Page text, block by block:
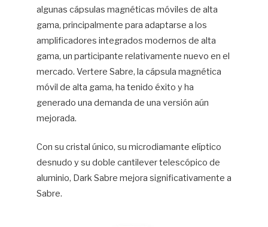
algunas cápsulas magnéticas móviles de alta
gama, principalmente para adaptarse a los
amplificadores integrados modernos de alta
gama, un participante relativamente nuevo en el
mercado. Vertere Sabre, la cápsula magnética
móvil de alta gama, ha tenido éxito y ha
generado una demanda de una versión aún
mejorada.
Con su cristal único, su microdiamante elíptico
desnudo y su doble cantilever telescópico de
aluminio, Dark Sabre mejora significativamente a
Sabre.